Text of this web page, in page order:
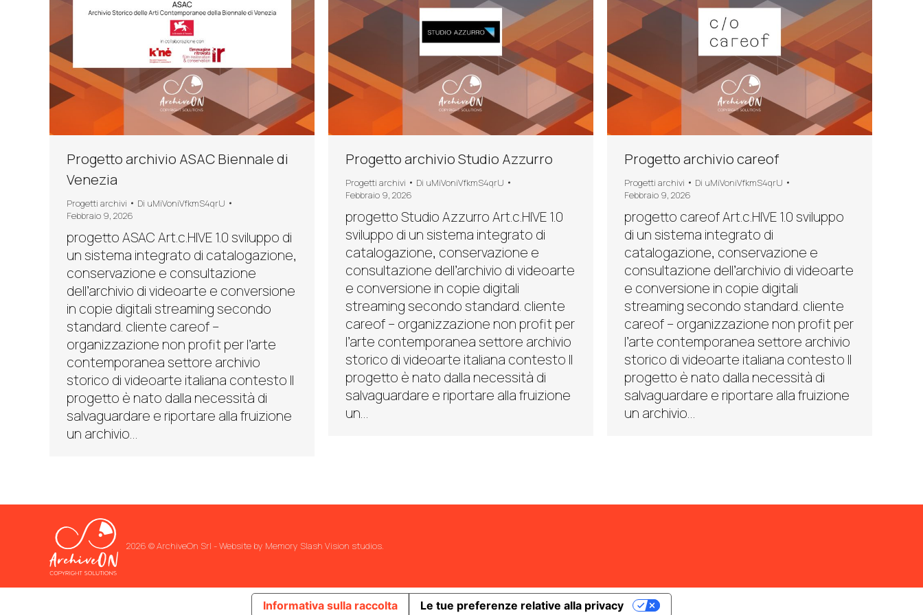
Progetto archivio ASAC Biennale di
Venezia
Progetti archivi Di uMiVoniVfkmS4qrU
Febbraio 9, 2026
progetto ASAC Art.c.HIVE 1.0 sviluppo di
un sistema integrato di catalogazione,
conservazione e consultazione
dell’archivio di videoarte e conversione
in copie digitali streaming secondo
standard. cliente careof –
organizzazione non profit per l’arte
contemporanea settore archivio
storico di videoarte italiana contesto Il
progetto è nato dalla necessità di
salvaguardare e riportare alla fruizione
un archivio…
Progetto archivio Studio Azzurro
Progetti archivi Di uMiVoniVfkmS4qrU
Febbraio 9, 2026
progetto Studio Azzurro Art.c.HIVE 1.0
sviluppo di un sistema integrato di
catalogazione, conservazione e
consultazione dell’archivio di videoarte
e conversione in copie digitali
streaming secondo standard. cliente
careof – organizzazione non profit per
l’arte contemporanea settore archivio
storico di videoarte italiana contesto Il
progetto è nato dalla necessità di
salvaguardare e riportare alla fruizione
un…
Progetto archivio careof
Progetti archivi Di uMiVoniVfkmS4qrU
Febbraio 9, 2026
progetto careof Art.c.HIVE 1.0 sviluppo
di un sistema integrato di
catalogazione, conservazione e
consultazione dell’archivio di videoarte
e conversione in copie digitali
streaming secondo standard. cliente
careof – organizzazione non profit per
l’arte contemporanea settore archivio
storico di videoarte italiana contesto Il
progetto è nato dalla necessità di
salvaguardare e riportare alla fruizione
un archivio…
2026 © ArchiveOn Srl - Website by Memory Slash Vision studios.
Informativa sulla raccolta Le tue preferenze relative alla privacy